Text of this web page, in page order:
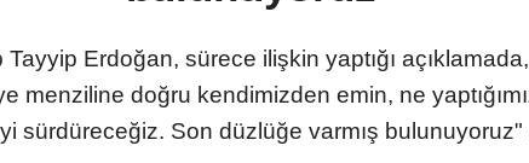
Erdoğan, sürece ilişkin yaptığı açıklamada,
menziline doğru kendimizden emin, ne
sürdüreceğiz. Son düzlüğe varmış bulunuyoruz"